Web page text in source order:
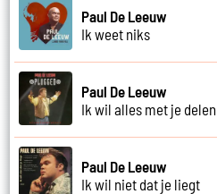
Paul De Leeuw
Ik weet niks
Paul De Leeuw
Ik wil alles met je delen
Paul De Leeuw
Ik wil niet dat je liegt